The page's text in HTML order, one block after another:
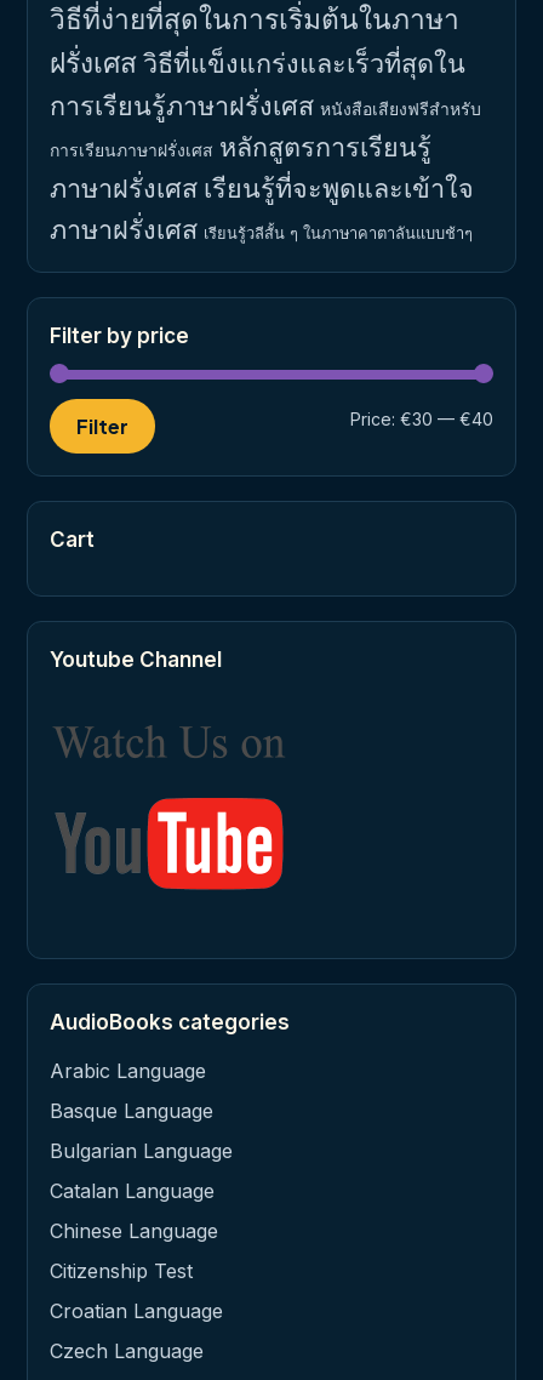
วิธีที่ง่ายที่สุดในการเริ่มต้นในภาษา
ฝรั่งเศสวิธีที่แข็งแกร่งและเร็วที่สุดใน
การเรียนรู้ภาษาฝรั่งเศส หนังสือเสียงฟรีสำหรับ
การเรียนภาษาฝรั่งเศส หลักสูตรการเรียนรู้
ภาษาฝรั่งเศส เรียนรู้ที่จะพูดและเข้าใจ
ภาษาฝรั่งเศส เรียนรู้วลีสั้น ๆ ในภาษาคาตาลันแบบช้าๆ
Filter by price
Filter Price: €30 — €40
Cart
Youtube Channel
AudioBooks categories
Arabic Language
Basque Language
Bulgarian Language
Catalan Language
Chinese Language
Citizenship Test
Croatian Language
Czech Language